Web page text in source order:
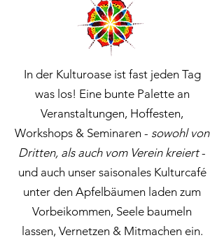
In der Kulturoase ist fast jeden Tag
was los! Eine bunte Palette an
Veranstaltungen, Hoffesten,
Workshops & Seminaren - sowohl von
Dritten, als auch vom Verein kreiert-
und auch unser saisonales Kulturcafé
unter den Apfelbäumen laden zum
Vorbeikommen, Seele baumeln
lassen, Vernetzen & Mitmachen ein.